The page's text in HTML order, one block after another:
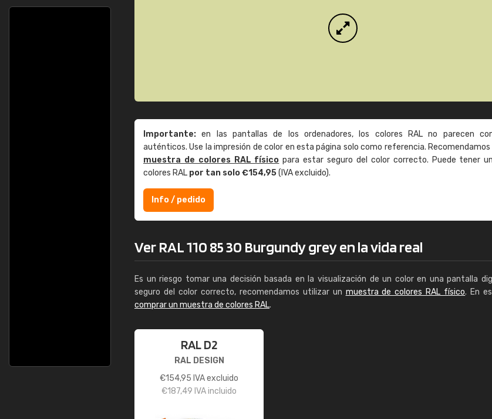
Importante: en las pantallas de los ordenadores, los colores RAL no parecen
auténticos. Use la impresión de color en esta página solo como referencia. Recomendamos
muestra de colores RAL físico para estar seguro del color correcto. Puede tener
colores RAL por tan solo €154,95(IVA excluido).
Info / pedido
Ver RAL 110 85 30 Burgundy grey en la vida real
Es un riesgo tomar una decisión basada en la visualización de un color en una pantalla
seguro del color correcto, recomendamos utilizar un muestra de colores RAL físico. En
comprar un muestra de colores RAL.
RAL D2
RAL DESIGN
€154,95 IVA excluido
€187,49 IVA incluido
Enrique